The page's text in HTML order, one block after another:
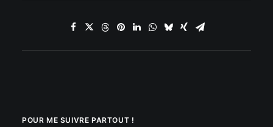
POUR ME SUIVRE PARTOUT !